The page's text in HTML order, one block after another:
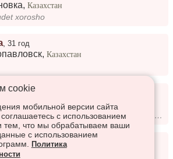
,Казахстан
xorosho
,31 год
,Казахстан
,22 года
,Казахстан
Есть маленькая дочка и мечта забыть прошлое 💔
,46 лет
сookie
мобильной версии сайта
с использованием
тем, что мы обрабатываем ваши
с использованием
Политика